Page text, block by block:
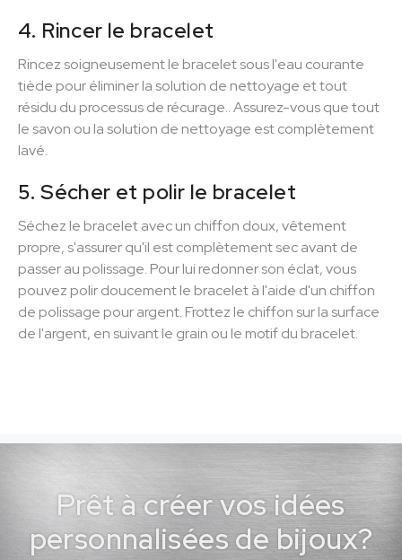
4. Rincer le bracelet
Rincez soigneusement le bracelet sous l'eau courante
tiède pour éliminer la solution de nettoyage et tout
résidu du processus de récurage.. Assurez-vous que tout
le savon ou la solution de nettoyage est complètement
lavé.
5. Sécher et polir le bracelet
Séchez le bracelet avec un chiffon doux, vêtement
propre, s'assurer qu'il est complètement sec avant de
passer au polissage. Pour lui redonner son éclat, vous
pouvez polir doucement le bracelet à l'aide d'un chiffon
de polissage pour argent. Frottez le chiffon sur la surface
de l'argent, en suivant le grain ou le motif du bracelet.
Prêt à créer vos idées
personnalisées de bijoux?